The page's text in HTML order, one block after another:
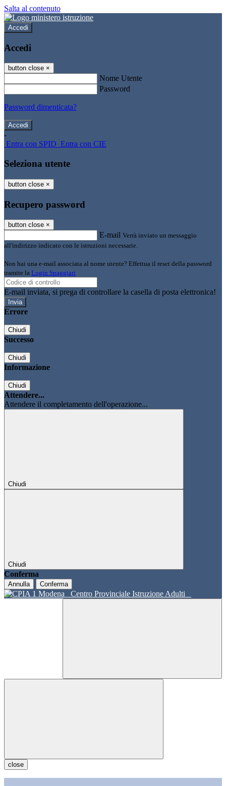
Salta al contenuto
Accedi
Accedi
button close ×
Nome Utente
Password
Password dimenticata?
-
Entra con SPID Entra con CIE
Seleziona utente
button close ×
Recupero password
button close ×
E-mail Verrà inviato un messaggio
all'indirizzo indicato con le istruzioni necessarie.
Non hai una e-mail associata al nome utente? Effettua il reset della password
tramite la Login Spaggiari
E-mail inviata, si prega di controllare la casella di posta elettronica!
Errore
Chiudi
Successo
Chiudi
Informazione
Chiudi
Attendere...
Attendere il completamento dell'operazione...
Chiudi
Chiudi
Conferma
Annulla Conferma
Centro Provinciale Istruzione Adulti
close